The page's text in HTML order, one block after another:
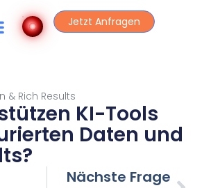
Jetzt Anfragen
& Rich Results
KI-Tools
Daten und
Nächste Frage